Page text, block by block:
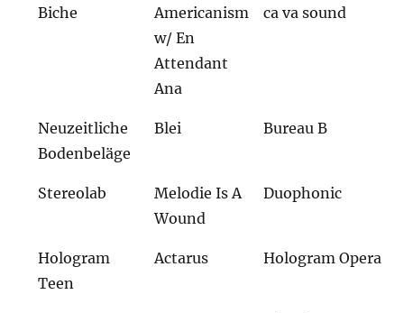
Biche
Americanism
w/ En
Attendant
Ana
ca va sound
Neuzeitliche
Bodenbeläge
Blei Bureau B
Stereolab
Melodie Is A
Wound
Duophonic
Hologram
Teen
Actarus Hologram Opera